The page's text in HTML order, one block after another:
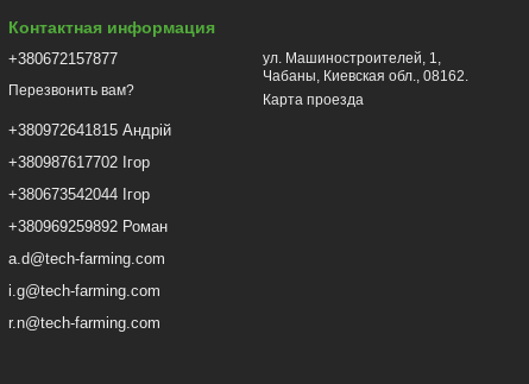
Контактная информация
+380672157877
Перезвонить вам?
+380972641815 Андрій
+380987617702 Ігор
+380673542044 Ігор
+380969259892 Роман
a.d@tech-farming.com
i.g@tech-farming.com
r.n@tech-farming.com
ул. Машиностроителей, 1,
Чабаны, Киевская обл., 08162.
Карта проезда